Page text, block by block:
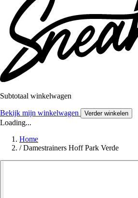
Subtotaal winkelwagen
Bekijk mijn winkelwagen Verder winkelen
Loading...
Home
/ Damestrainers Hoff Park Verde